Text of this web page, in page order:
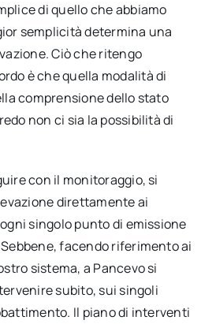
di quello che abbiamo
semplicità determina una
Ciò che ritengo
è che quella modalità di
comprensione dello stato
non ci sia la possibilità di
con il monitoraggio, si
direttamente ai
singolo punto di emissione
facendo riferimento ai
sistema, a Pancevo si
subito, sui singoli
Il piano di interventi